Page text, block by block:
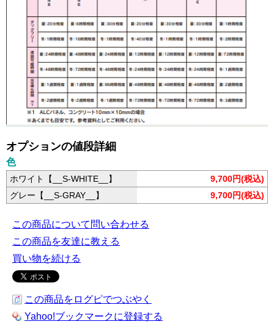
オプションの値段詳細
色
ホワイト【__S-WHITE__】
9,700円(税込)
グレー【__S-GRAY__】
9,700円(税込)
この商品について問い合わせる
この商品を友達に教える
買い物を続ける
この商品をログピでつぶやく
Yahoo!ブックマークに登録する